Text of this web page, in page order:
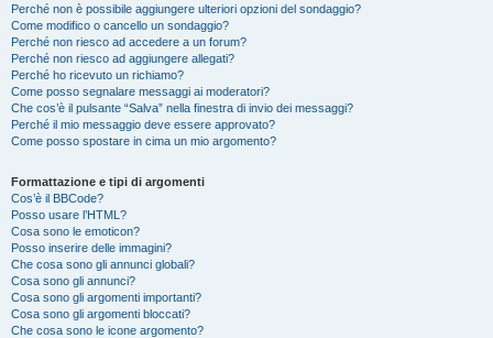
Perché non è possibile aggiungere ulteriori opzioni del sondaggio?
Come modifico o cancello un sondaggio?
Perché non riesco ad accedere a un forum?
Perché non riesco ad aggiungere allegati?
Perché ho ricevuto un richiamo?
Come posso segnalare messaggi ai moderatori?
Che cos’è il pulsante “Salva” nella finestra di invio dei messaggi?
Perché il mio messaggio deve essere approvato?
Come posso spostare in cima un mio argomento?
Formattazione e tipi di argomenti
Cos’è il BBCode?
Posso usare l’HTML?
Cosa sono le emoticon?
Posso inserire delle immagini?
Che cosa sono gli annunci globali?
Cosa sono gli annunci?
Cosa sono gli argomenti importanti?
Cosa sono gli argomenti bloccati?
Che cosa sono le icone argomento?